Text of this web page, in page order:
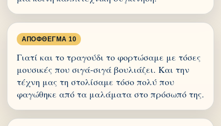
ΑΠΌΦΘΕΓΜΑ 10
Γιατί και το τραγούδι το φορτώσαμε με τόσες
μουσικές που σιγά-σιγά βουλιάζει. Και την
τέχνη μας τη στολίσαμε τόσο πολύ που
φαγώθηκε από τα μαλάματα στο πρόσωπό της.